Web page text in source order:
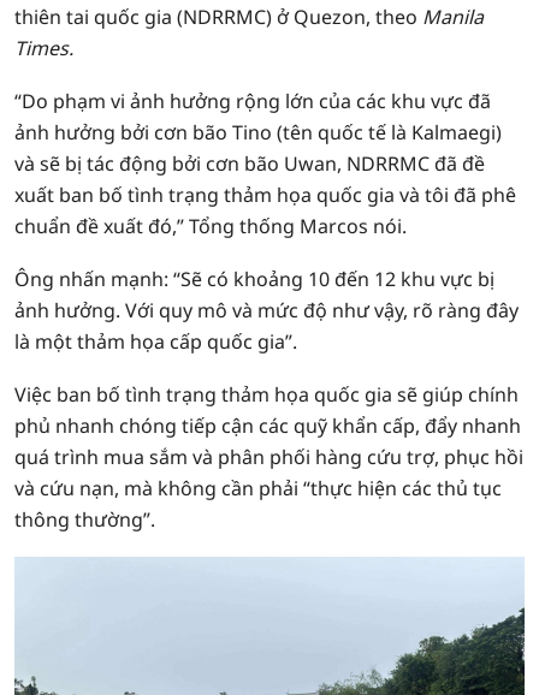
thiên tai quốc gia (NDRRMC) ở Quezon, theo Manila
Times.
“Do phạm vi ảnh hưởng rộng lớn của các khu vực đã
ảnh hưởng bởi cơn bão Tino (tên quốc tế là Kalmaegi)
và sẽ bị tác động bởi cơn bão Uwan, NDRRMC đã đề
xuất ban bố tình trạng thảm họa quốc gia và tôi đã phê
chuẩn đề xuất đó,” Tổng thống Marcos nói.
Ông nhấn mạnh: “Sẽ có khoảng 10 đến 12 khu vực bị
ảnh hưởng. Với quy mô và mức độ như vậy, rõ ràng đây
là một thảm họa cấp quốc gia”.
Việc ban bố tình trạng thảm họa quốc gia sẽ giúp chính
phủ nhanh chóng tiếp cận các quỹ khẩn cấp, đẩy nhanh
quá trình mua sắm và phân phối hàng cứu trợ, phục hồi
và cứu nạn, mà không cần phải “thực hiện các thủ tục
thông thường”.